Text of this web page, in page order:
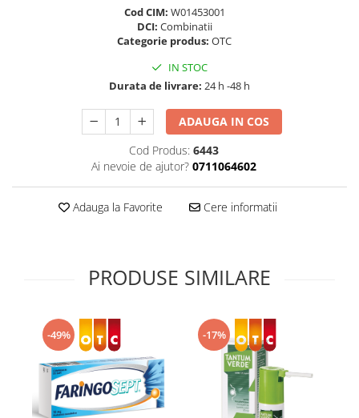
Supliment Vitamina B
Supliment Vitamina C
Supliment Vitamina E
Supliment Zinc
Tincturi si Gemoderivate
Tuse gat si respiratie
Vitamine si minerale
Cod CIM: W01453001
DCI: Combinatii
Categorie produs: OTC
IN STOC
Durata de livrare: 24 h -48 h
ADAUGA IN COS
Cod Produs: 6443
Ai nevoie de ajutor? 0711064602
Adauga la Favorite Cere informatii
PRODUSE SIMILARE
-49% -17%